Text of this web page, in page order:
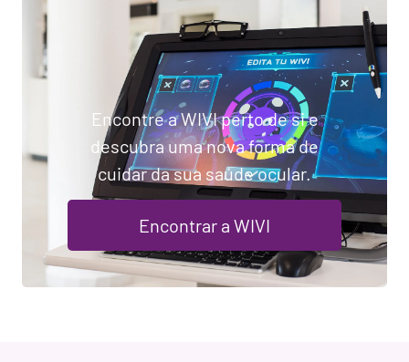
Encontre a WIVI perto de si e
descubra uma nova forma de
cuidar da sua saúde ocular.
Encontrar a WIVI